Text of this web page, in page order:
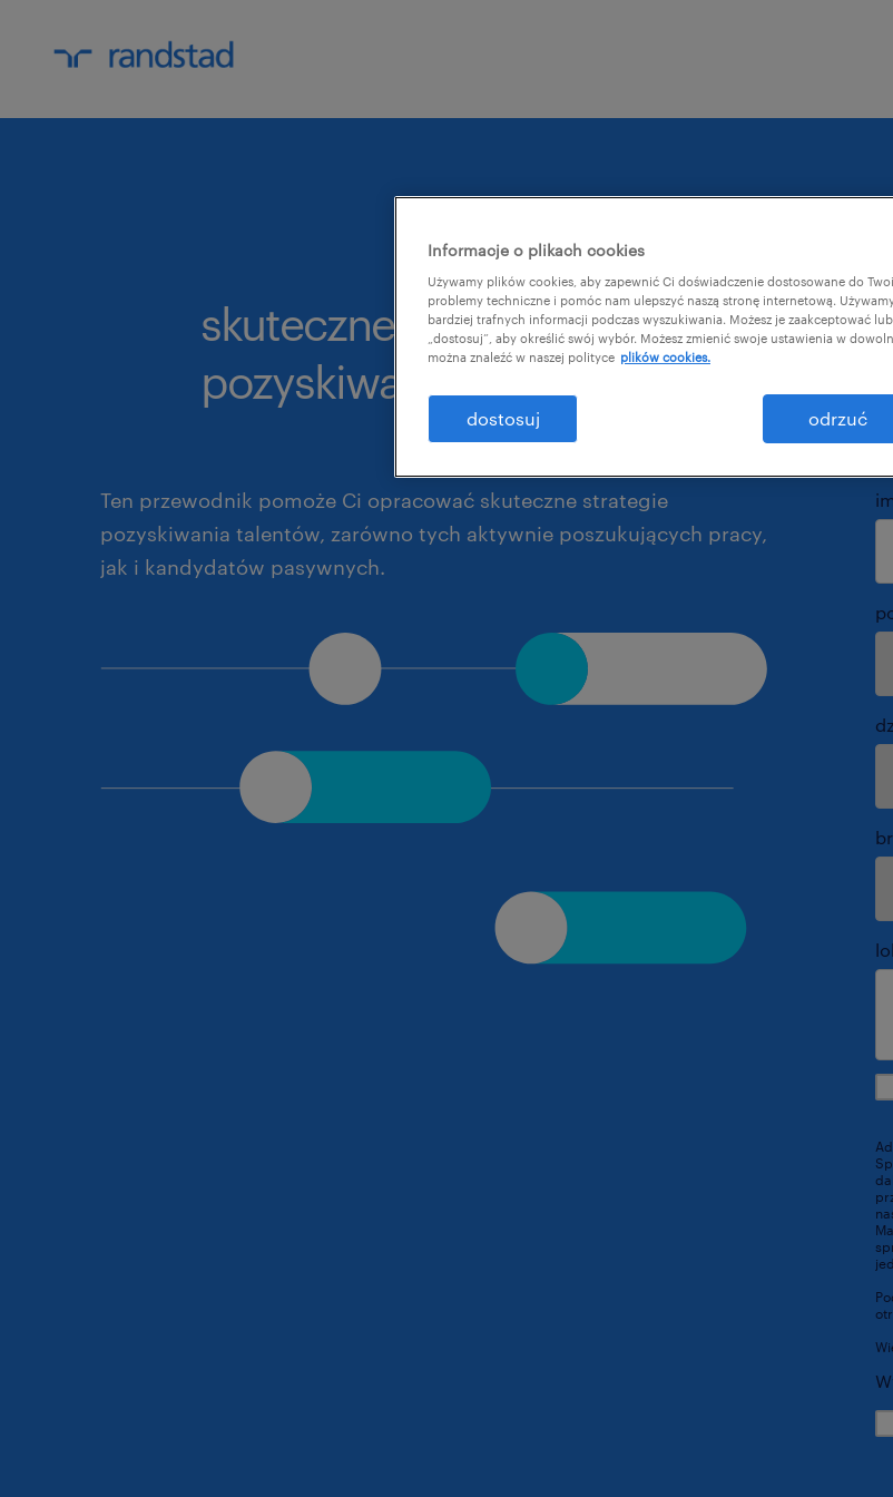
skuteczne strategie
pozyskiwania pracowników.
Ten przewodnik pomoże Ci opracować skuteczne strategie
pozyskiwania talentów, zarówno tych aktywnie poszukujących pracy,
jak i kandydatów pasywnych.
Informacje o plikach cookies
Używamy plików cookies, aby zapewnić Ci doświadczenie dostosowane do
problemy techniczne i pomóc nam ulepszyć naszą stronę internetową.
bardziej trafnych informacji podczas wyszukiwania. Możesz je zaakceptować
„dostosuj”, aby określić swój wybór. Możesz zmienić swoje ustawienia w
można znaleźć w naszej polityce plików cookies.
dostosuj odrzuć